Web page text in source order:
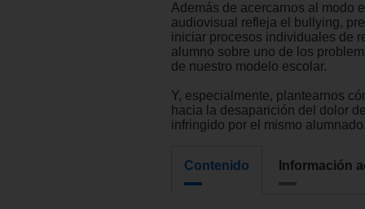
Además de acercarnos al modo
audiovisual refleja el bullying,
iniciar procesos individuales de
alumno sobre uno de los
de nuestro modelo escolar.
Y, especialmente, plantearnos
hacia la desaparición del dolor
infringido por el mismo
Contenido Información